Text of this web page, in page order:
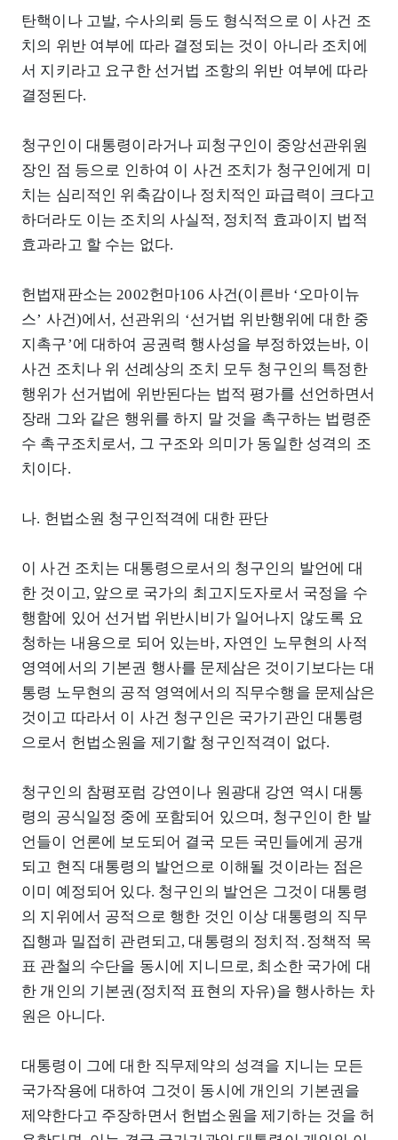
탄핵이나 고발, 수사의뢰 등도 형식적으로 이 사건 조
치의 위반 여부에 따라 결정되는 것이 아니라 조치에
서 지키라고 요구한 선거법 조항의 위반 여부에 따라
결정된다.
청구인이 대통령이라거나 피청구인이 중앙선관위원
장인 점 등으로 인하여 이 사건 조치가 청구인에게 미
치는 심리적인 위축감이나 정치적인 파급력이 크다고
하더라도 이는 조치의 사실적, 정치적 효과이지 법적
효과라고 할 수는 없다.
헌법재판소는 2002헌마106 사건(이른바 ‘오마이뉴
스’ 사건)에서, 선관위의 ‘선거법 위반행위에 대한 중
지촉구’에 대하여 공권력 행사성을 부정하였는바, 이
사건 조치나 위 선례상의 조치 모두 청구인의 특정한
행위가 선거법에 위반된다는 법적 평가를 선언하면서
장래 그와 같은 행위를 하지 말 것을 촉구하는 법령준
수 촉구조치로서, 그 구조와 의미가 동일한 성격의 조
치이다.
나. 헌법소원 청구인적격에 대한 판단
이 사건 조치는 대통령으로서의 청구인의 발언에 대
한 것이고, 앞으로 국가의 최고지도자로서 국정을 수
행함에 있어 선거법 위반시비가 일어나지 않도록 요
청하는 내용으로 되어 있는바, 자연인 노무현의 사적
영역에서의 기본권 행사를 문제삼은 것이기보다는 대
통령 노무현의 공적 영역에서의 직무수행을 문제삼은
것이고 따라서 이 사건 청구인은 국가기관인 대통령
으로서 헌법소원을 제기할 청구인적격이 없다.
청구인의 참평포럼 강연이나 원광대 강연 역시 대통
령의 공식일정 중에 포함되어 있으며, 청구인이 한 발
언들이 언론에 보도되어 결국 모든 국민들에게 공개
되고 현직 대통령의 발언으로 이해될 것이라는 점은
이미 예정되어 있다. 청구인의 발언은 그것이 대통령
의 지위에서 공적으로 행한 것인 이상 대통령의 직무
집행과 밀접히 관련되고, 대통령의 정치적․정책적 목
표 관철의 수단을 동시에 지니므로, 최소한 국가에 대
한 개인의 기본권(정치적 표현의 자유)을 행사하는 차
원은 아니다.
대통령이 그에 대한 직무제약의 성격을 지니는 모든
국가작용에 대하여 그것이 동시에 개인의 기본권을
제약한다고 주장하면서 헌법소원을 제기하는 것을 허